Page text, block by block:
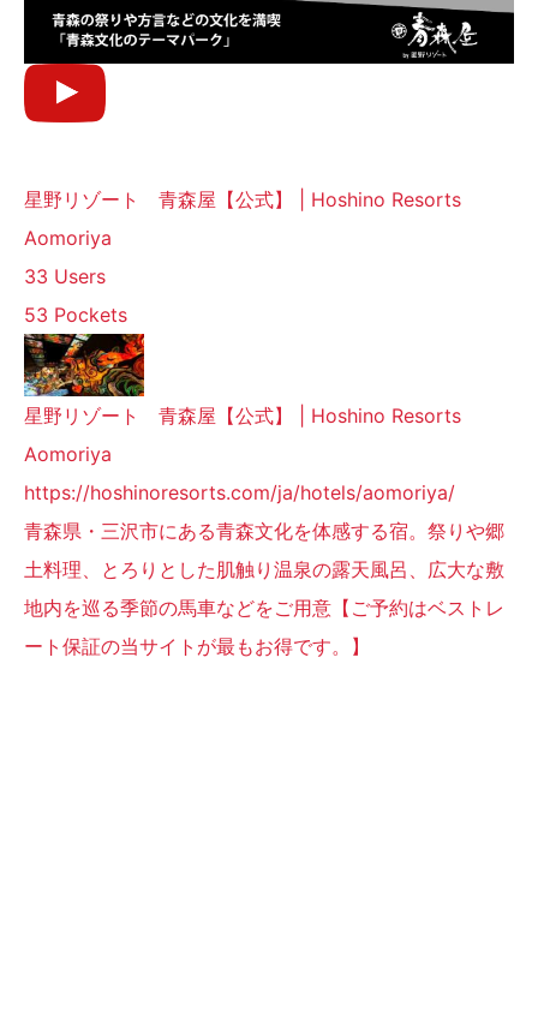
星野リゾート 青森屋【公式】 | Hoshino Resorts
Aomoriya
33 Users
53 Pockets
星野リゾート 青森屋【公式】 | Hoshino Resorts
Aomoriya
https://hoshinoresorts.com/ja/hotels/aomoriya/
青森県・三沢市にある青森文化を体感する宿。祭りや郷
土料理、とろりとした肌触り温泉の露天風呂、広大な敷
地内を巡る季節の馬車などをご用意【ご予約はベストレ
ート保証の当サイトが最もお得です。】